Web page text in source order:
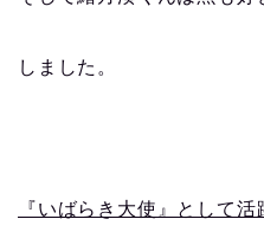
しました。
『いばらき大使』として